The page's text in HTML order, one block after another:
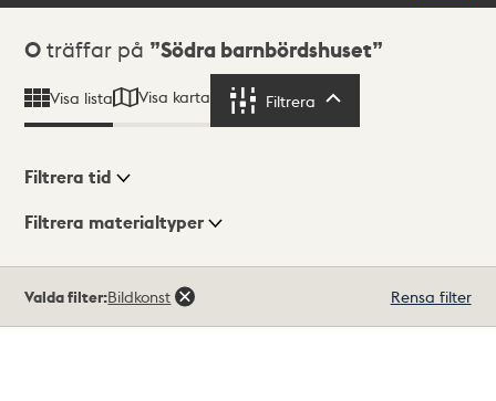
Sökresultat
0 träffar på Södra barnbördshuset
Visa lista Visa karta Filtrera
Visningsläge
Filtrera tid
Filtrera materialtyper
träffar
Valda filter:Bildkonst Rensa filter